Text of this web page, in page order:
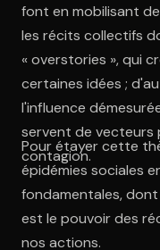
font en mobilisant
les récits collectifs
« overstories », qui
certaines idées ;
l'influence
servent de vecteurs
contagion.
Pour étayer cette
épidémies sociales
fondamentales,
est le pouvoir des
nos actions.